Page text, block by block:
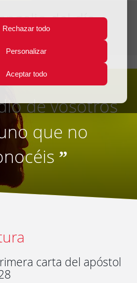
Rechazar todo
Personalizar
Aceptar todo
del día
de vosotros
que no
”
carta del apóstol